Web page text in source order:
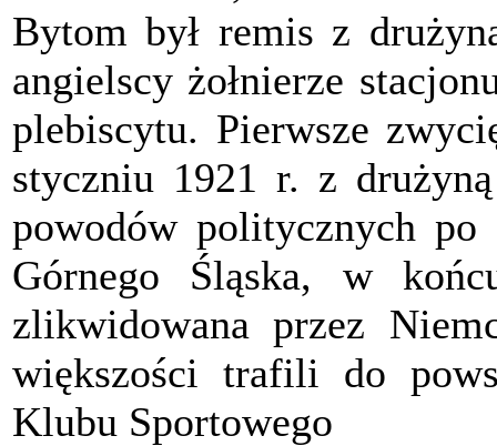
Bytom był remis z
angielscy żołnierze
plebiscytu. Pierwsze
styczniu 1921 r. z
powodów politycznych
Górnego Śląska, w
zlikwidowana przez
większości trafili do
Klubu Sportowego